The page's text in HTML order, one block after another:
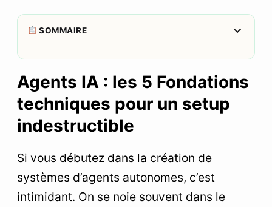
SOMMAIRE Afficher/
1
TL;DR : ce que vous devez retenir pour votre
infrastructure
2
Pourquoi l’infrastructure technique prime sur le
choix de l’IA
de mon infrastructure
1. Tailscale : votre réseau privé sécurisé
2. Termius : le contrôle total par-dessus le
Agents IA : les 5 Fondations
techniques pour un setup
indestructible
Si vous débutez dans la création de
systèmes d’agents autonomes, c’est
intimidant. On se noie souvent dans le